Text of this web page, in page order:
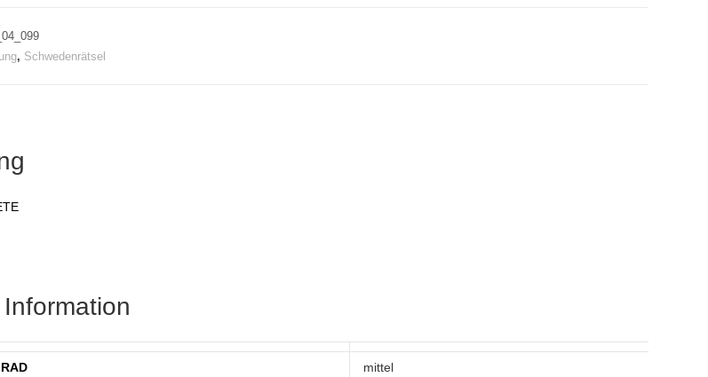
, Schwedenrätsel
mittel